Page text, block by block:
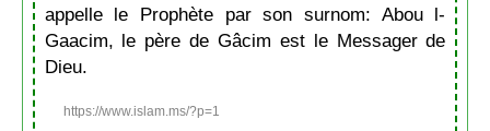
appelle le Prophète par son surnom: Abou l-
Gaacim, le père de Gâcim est le Messager de
Dieu.
https://www.islam.ms/?p=1